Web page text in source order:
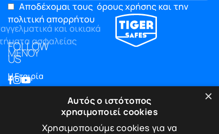
Αποδέχομαι τους όρους χρήσης και την
πολιτική απορρήτου
FOLLOW
US
ΜΕΝΟΥ
Η Εταιρία
ΠΛΗΡΟΦΟΡΙΕΣ
×
Αυτός ο ιστότοπος
χρησιμοποιεί cookies
Χρησιμοποιούμε cookies για να